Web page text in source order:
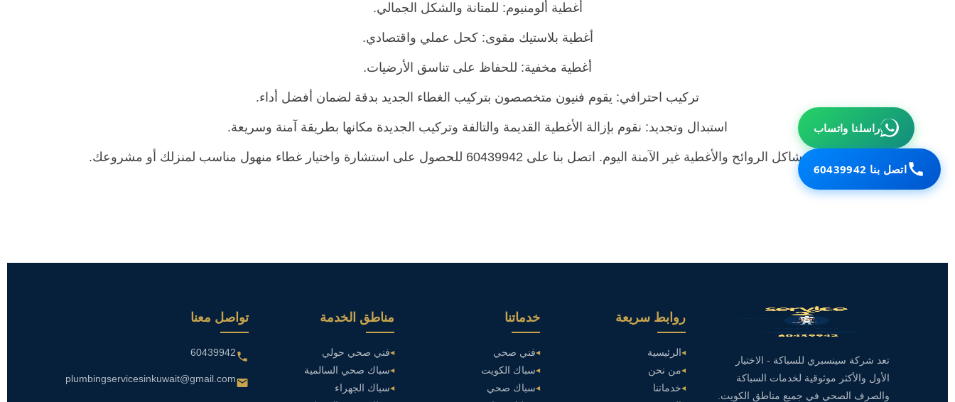
أغطية ألومنيوم: للمتانة والشكل الجمالي.
أغطية بلاستيك مقوى: كحل عملي واقتصادي.
أغطية مخفية: للحفاظ على تناسق الأرضيات.
تركيب احترافي: يقوم فنيون متخصصون بتركيب الغطاء الجديد بدقة لضمان أفضل أداء.
استبدال وتجديد: نقوم بإزالة الأغطية القديمة والتالفة وتركيب الجديدة مكانها بطريقة آمنة وسريعة.
تخلص من مشاكل الروائح والأغطية غير الآمنة اليوم. اتصل بنا على 60439942 للحصول على استشارة واختيار غطاء منهول مناسب لمنزلك أو مشروعك.
تعد شركة سينسبري للسباكة - الاختيار
الأول والأكثر موثوقية لخدمات السباكة
والصرف الصحي في جميع مناطق الكويت.
روابط سريعة
الرئيسية
من نحن
خدماتنا
خدماتنا
فني صحي
سباك الكويت
سباك صحي
مناطق الخدمة
فني صحي حولي
سباك صحي السالمية
سباك الجهراء
تواصل معنا
60439942
plumbingservicesinkuwait@gmail.com
راسلنا واتساب
اتصل بنا 60439942